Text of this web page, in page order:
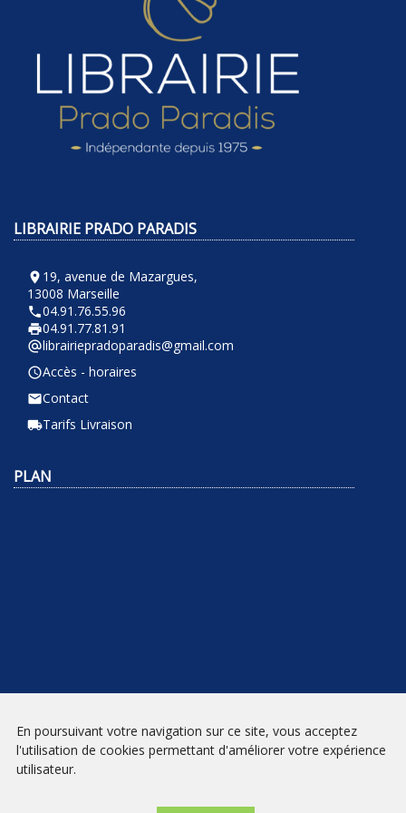
LIBRAIRIE PRADO PARADIS
room 19, avenue de Mazargues,
13008 Marseille
phone04.91.76.55.96
local_printshop04.91.77.81.91
alternate_emaillibrairiepradoparadis@gmail.com
query_builderAccès - horaires
emailContact
local_shippingTarifs Livraison
PLAN
NEWSLETTER
En poursuivant votre navigation sur ce site, vous acceptez
l'utilisation de cookies permettant d'améliorer votre expérience
utilisateur.